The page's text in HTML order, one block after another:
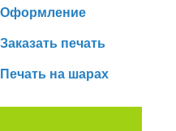
Оформление
Заказать печать
Печать на шарах